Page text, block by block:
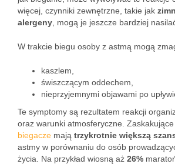
więcej, czynniki zewnętrzne, takie jak
alergeny , mogą je jeszcze bardziej
W trakcie biegu osoby z astmą mogą
kaszlem,
świszczącym oddechem,
nieprzyjemnymi objawami po
Te symptomy są rezultatem reakcji
oraz warunki atmosferyczne.
biegacze mają trzykrotnie większą
astmy w porównaniu do osób
życia. Na przykład wiosną aż 26%